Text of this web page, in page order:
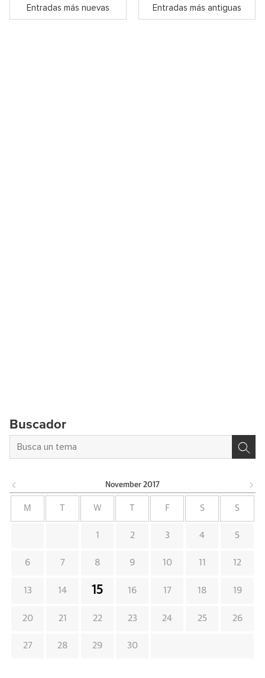
Entradas más nuevas Entradas más antiguas
Buscador
November 2017
M W F S S
1 2 3 4 5
6 7 8 9 10 11 12
13 14 15 16 17 18 19
20 21 22 23 24 25 26
27 28 29 30